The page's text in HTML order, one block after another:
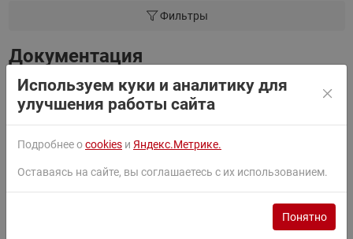
Фильтры
Документация
Паспорт
Руководство
Используем куки и аналитику для
улучшения работы сайта
Подробнее оcookies и Яндекс.Метрике.
Оставаясь на сайте, вы соглашаетесь с их использованием.
Понятно